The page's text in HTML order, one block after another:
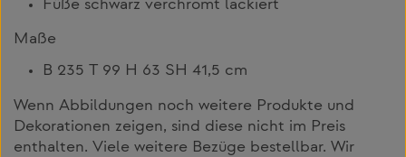
Füße schwarz verchromt lackiert
Maße
B 235 T 99 H 63 SH 41,5 cm
Wenn Abbildungen noch weitere Produkte und
Dekorationen zeigen, sind diese nicht im Preis
enthalten. Viele weitere Bezüge bestellbar. Wir